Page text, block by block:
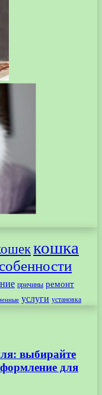
кошка
причины ремонт
услуги установка
выбирайте
для